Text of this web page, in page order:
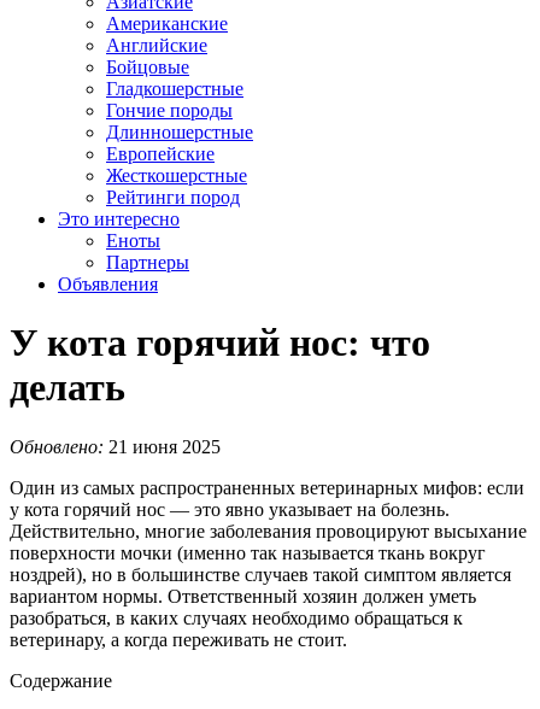
Американские
Английские
Бойцовые
Гладкошерстные
Гончие породы
Длинношерстные
Европейские
Жесткошерстные
Рейтинги пород
Это интересно
Еноты
Партнеры
Объявления
У кота горячий нос: что
делать
Обновлено: 21 июня 2025
Один из самых распространенных ветеринарных мифов: если
у кота горячий нос — это явно указывает на болезнь.
Действительно, многие заболевания провоцируют высыхание
поверхности мочки (именно так называется ткань вокруг
ноздрей), но в большинстве случаев такой симптом является
вариантом нормы. Ответственный хозяин должен уметь
разобраться, в каких случаях необходимо обращаться к
ветеринару, а когда переживать не стоит.
Содержание